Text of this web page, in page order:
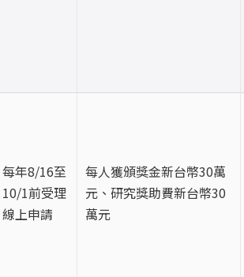
每年8/16至
10/1前受理
線上申請
每人獲頒獎金新台幣30萬
元、研究獎助費新台幣30
萬元